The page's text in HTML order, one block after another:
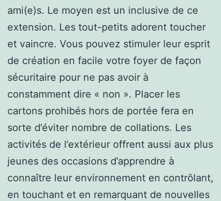
ami(e)s. Le moyen est un inclusive de ce
extension. Les tout-petits adorent toucher
et vaincre. Vous pouvez stimuler leur esprit
de création en facile votre foyer de façon
sécuritaire pour ne pas avoir à
constamment dire « non ». Placer les
cartons prohibés hors de portée fera en
sorte d’éviter nombre de collations. Les
activités de l’extérieur offrent aussi aux plus
jeunes des occasions d’apprendre à
connaître leur environnement en contrôlant,
en touchant et en remarquant de nouvelles